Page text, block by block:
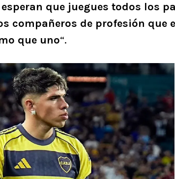
esperan que juegues todos los
compañeros de profesión que
que uno“.